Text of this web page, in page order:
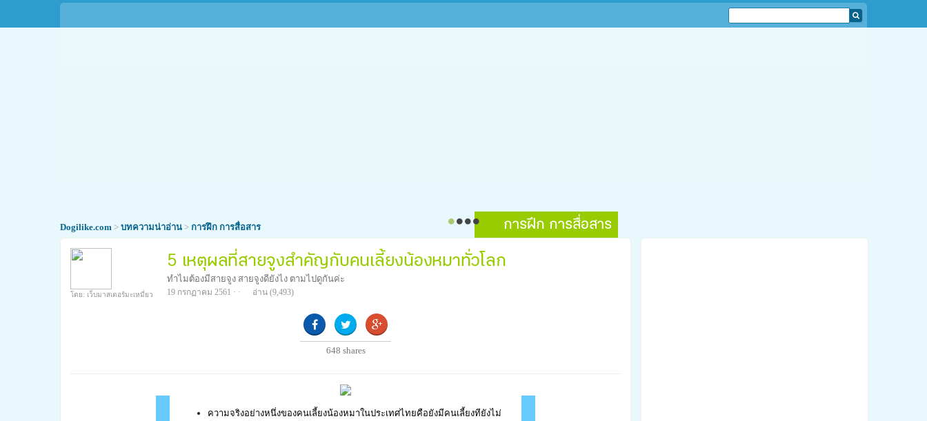
Dogilike.com > บทความน่าอ่าน > การฝึก การสื่อสาร การฝึก การสื่อสาร
โดย: เว็บมาสเตอร์มะเหมี่ยว
5 เหตุผลที่สายจูงสำคัญกับคนเลี้ยงน้องหมาทั่วโลก
ทำไมต้องมีสายจูง สายจูงดียังไง ตามไปดูกันค่ะ
19 กรกฏาคม 2561 · · อ่าน (9,493)
648 shares
ความจริงอย่างหนึ่งของคนเลี้ยงน้องหมาในประเทศไทยคือยังมีคนเลี้ยงทียังไม่